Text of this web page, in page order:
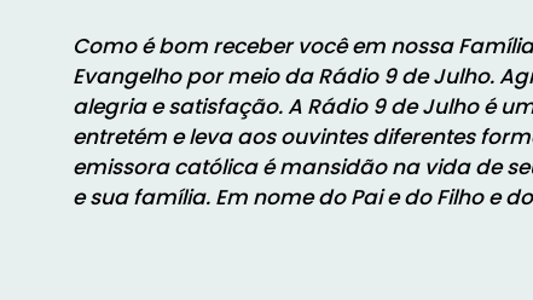
Como é bom receber você em nossa
Evangelho por meio da Rádio 9 de Julho.
alegria e satisfação.A Rádio 9 de Julho é
entretém e leva aos ouvintes diferentes
emissora católica é mansidão na vida de
e sua família. Em nome do Pai e do Filho e